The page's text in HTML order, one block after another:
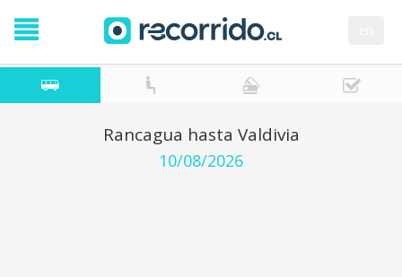
Rancagua hasta Valdivia
10/08/2026